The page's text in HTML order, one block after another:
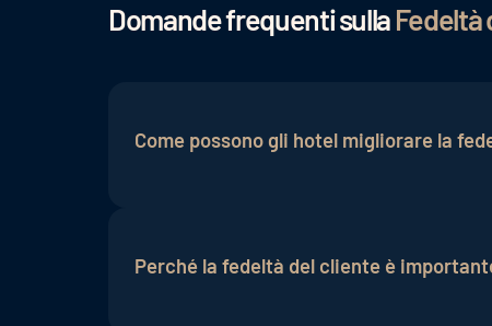
Domande frequenti sullaFedeltà
Come possono gli hotel migliorare la
Perché la fedeltà del cliente è